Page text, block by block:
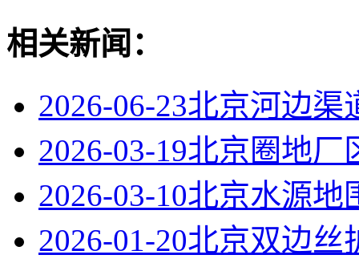
相关新闻：
2026-06-23北京河边渠
2026-03-19北京圈地厂
2026-03-10北京水源地
2026-01-20北京双边丝